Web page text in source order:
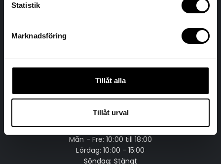
Statistik
Marknadsföring
Tillåt alla
Tillåt urval
CYKELHUSET
194 63 Upplands Väsby
Öppettider
Mån - Fre: 10:00 till 18:00
Lördag: 10:00 - 15:00
Söndag: Stängt